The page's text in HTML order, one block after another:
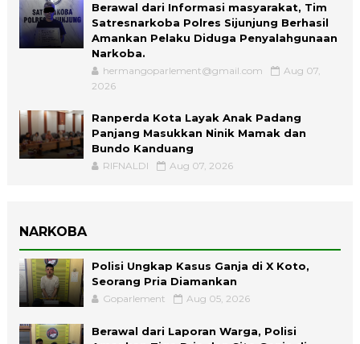
Berawal dari Informasi masyarakat, Tim
Satresnarkoba Polres Sijunjung Berhasil
Amankan Pelaku Diduga Penyalahgunaan
Narkoba.
hermangoparlement@gmail.com
Aug 07,
2026
Ranperda Kota Layak Anak Padang
Panjang Masukkan Ninik Mamak dan
Bundo Kanduang
RIFNALDI Aug 07, 2026
NARKOBA
Polisi Ungkap Kasus Ganja di X Koto,
Seorang Pria Diamankan
Goparlement Aug 05, 2026
Berawal dari Laporan Warga, Polisi